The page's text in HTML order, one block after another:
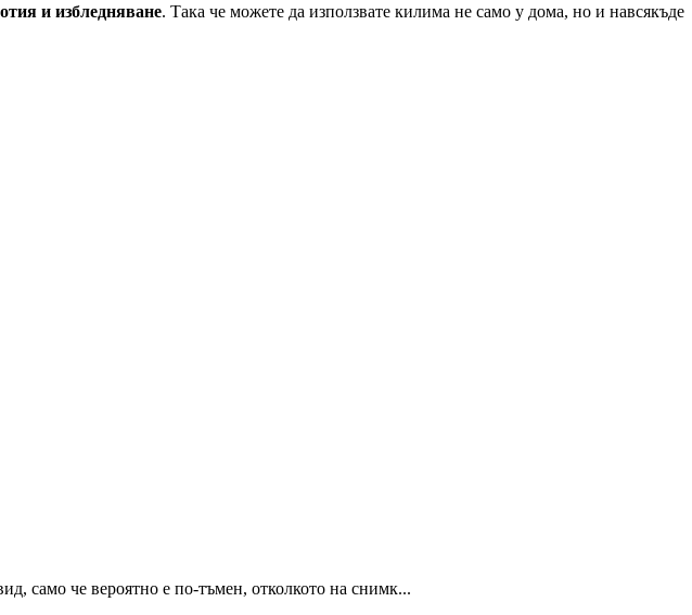
и избледняване. Така че можете да използвате килима не само у дома, но и навсякъде
само че вероятно е по-тъмен, отколкото на снимк...